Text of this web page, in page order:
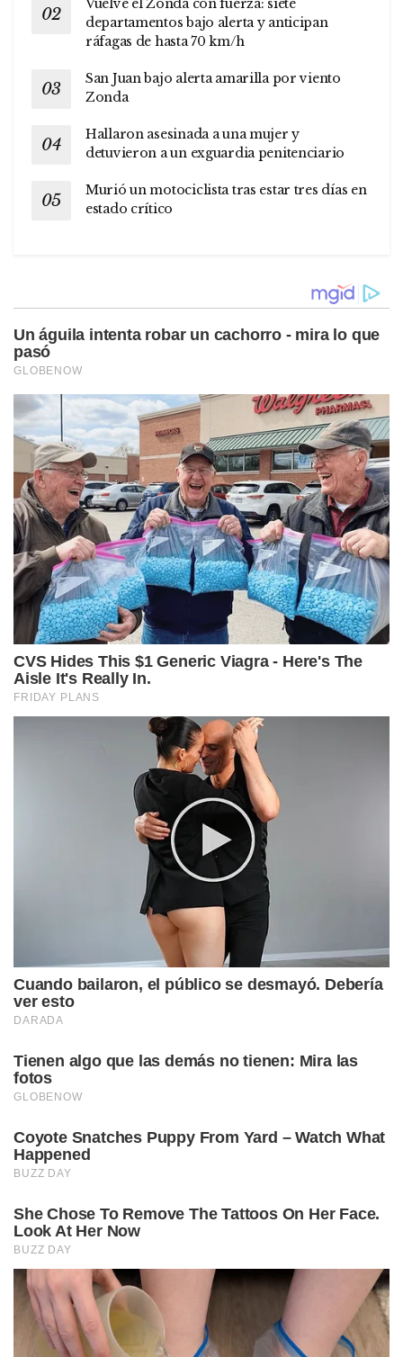
Vuelve el Zonda con fuerza: siete
departamentos bajo alerta y anticipan
ráfagas de hasta 70 km/h
San Juan bajo alerta amarilla por viento
Zonda
Hallaron asesinada a una mujer y
detuvieron a un exguardia penitenciario
Murió un motociclista tras estar tres días en
estado crítico